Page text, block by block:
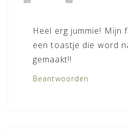
Heel erg jummie! Mijn
een toastje die word
gemaakt!!
Beantwoorden